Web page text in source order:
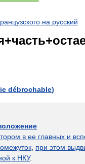
на русский
débrochable)
в ее главных и
при этом
к НКУ.